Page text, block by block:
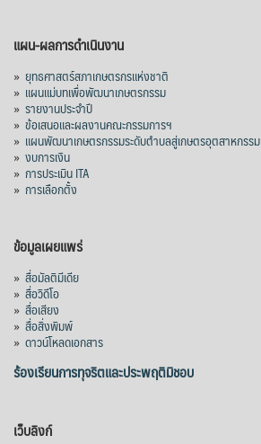
แผน-ผลการดำเนินงาน
» ยุทธศาสตร์สภาเกษตรกรแห่งชาติ
» แผนแม่บทเพื่อพัฒนาเกษตรกรรม
» รายงานประจำปี
» ข้อเสนอและผลงานคณะกรรมการฯ
» แผนพัฒนาเกษตรกรรมระดับตำบลสู่เกษตรอุตสาหกรรม
» งบการเงิน
» การประเมิน ITA
» การเลือกตั้ง
ข้อมูลเผยแพร่
» สื่อมัลติมีเดีย
» สื่อวิดีโอ
» สื่อเสียง
» สื่อสิ่งพิมพ์
» ดาวน์โหลดเอกสาร
ร้องเรียนการทุจริตและประพฤติมิชอบ
เว็บลิงก์